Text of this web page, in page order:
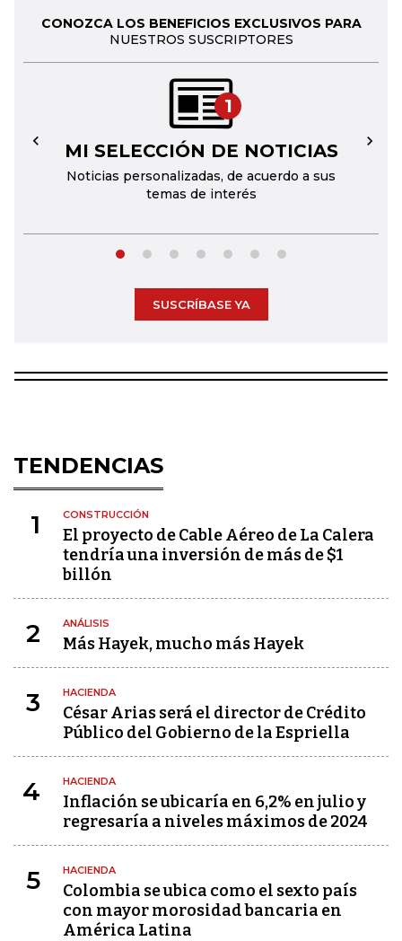
CONOZCA LOS BENEFICIOS EXCLUSIVOS PARA
NUESTROS SUSCRIPTORES
1
MI SELECCIÓN DE NOTICIAS
Noticias personalizadas, de acuerdo a sus
temas de interés
← →
SUSCRÍBASE YA
TENDENCIAS
1 CONSTRUCCIÓN
El proyecto de Cable Aéreo de La Calera
tendría una inversión de más de $1
billón
2 ANÁLISIS
Más Hayek, mucho más Hayek
3 HACIENDA
César Arias será el director de Crédito
Público del Gobierno de la Espriella
4 HACIENDA
Inflación se ubicaría en 6,2% en julio y
regresaría a niveles máximos de 2024
5 HACIENDA
Colombia se ubica como el sexto país
con mayor morosidad bancaria en
América Latina